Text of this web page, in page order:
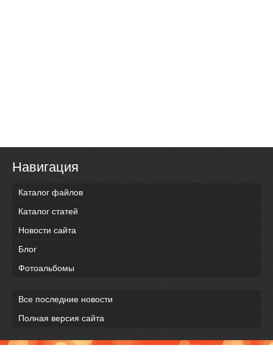
Навигация
Каталог файлов
Каталог статей
Новости сайта
Блог
Фотоальбомы
Все последние новости
Полная версия сайта